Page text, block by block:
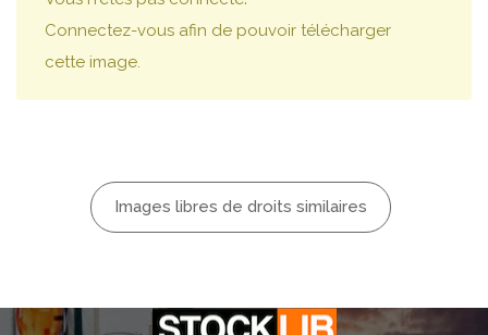
Connectez-vous afin de pouvoir télécharger
cette image.
Images libres de droits similaires